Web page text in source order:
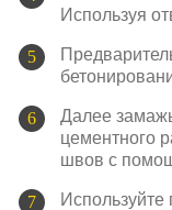
Используя
Далее
цементного
швов с
Используйте